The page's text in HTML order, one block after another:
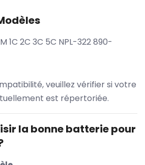
1C 2C 3C 5C NPL-322 890-
veuillez vérifier si votre
est répertoriée.
la bonne batterie pour